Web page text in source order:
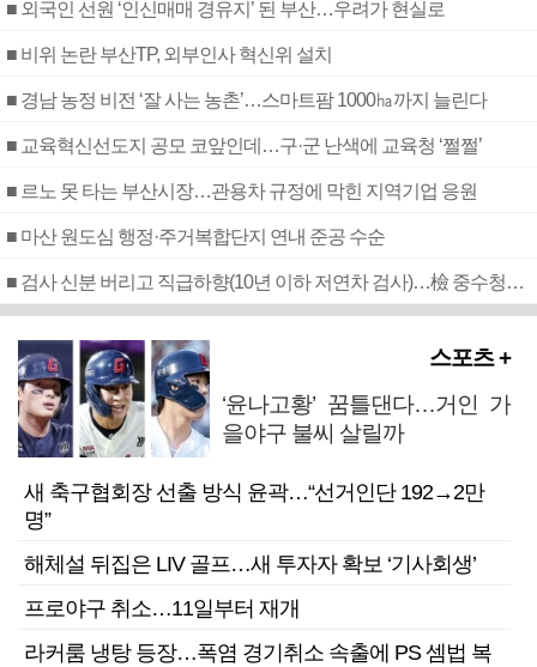
■ 외국인 선원 ‘인신매매 경유지’ 된 부산…우려가 현실로
■ 비위 논란 부산TP, 외부인사 혁신위 설치
■ 경남 농정 비전 ‘잘 사는 농촌’…스마트팜 1000㏊까지 늘린다
■ 교육혁신선도지 공모 코앞인데…구·군 난색에 교육청 ‘쩔쩔’
■ 르노 못 타는 부산시장…관용차 규정에 막힌 지역기업 응원
■ 마산 원도심 행정·주거복합단지 연내 준공 수순
■ 검사 신분 버리고 직급하향(10년 이하 저연차 검사)…檢 중수청행 기피
스포츠 +
‘윤나고황’ 꿈틀댄다…거인 가
을야구 불씨 살릴까
새 축구협회장 선출 방식 윤곽…“선거인단 192→2만
명”
해체설 뒤집은 LIV 골프…새 투자자 확보 ‘기사회생’
프로야구 취소…11일부터 재개
라커룸 냉탕 등장…폭염 경기취소 속출에 PS 셈법 복